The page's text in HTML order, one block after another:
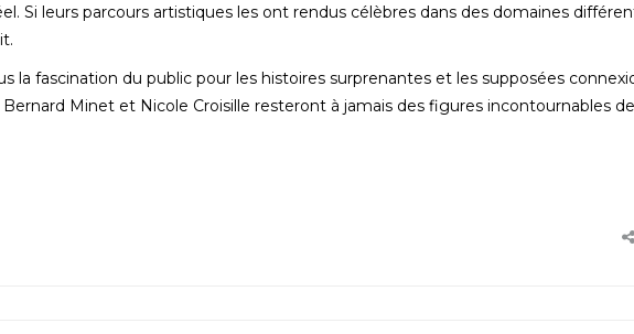
Si leurs parcours artistiques les ont rendus célèbres dans des domaines
la fascination du public pour les histoires surprenantes et les supposées
Bernard Minet et Nicole Croisille resteront à jamais des figures incontournables